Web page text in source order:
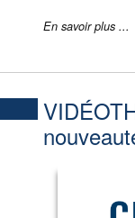
En savoir plus ...